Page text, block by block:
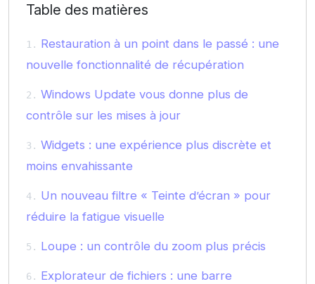
Table des matières
Restauration à un point dans le passé : une
nouvelle fonctionnalité de récupération
Windows Update vous donne plus de
contrôle sur les mises à jour
Widgets : une expérience plus discrète et
moins envahissante
Un nouveau filtre « Teinte d’écran » pour
réduire la fatigue visuelle
Loupe : un contrôle du zoom plus précis
Explorateur de fichiers : une barre